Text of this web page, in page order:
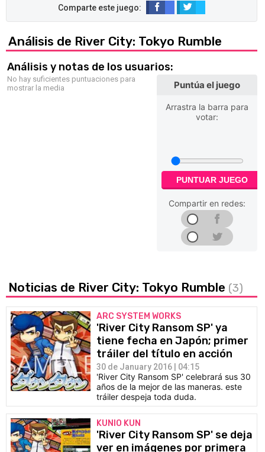
Análisis de River City: Tokyo Rumble
Análisis y notas de los usuarios:
No hay suficientes puntuaciones para
mostrar la media
Puntúa el juego
Arrastra la barra para
votar:
PUNTUAR JUEGO
Compartir en redes:
Noticias de River City: Tokyo Rumble (3)
ARC SYSTEM WORKS
'River City Ransom SP' ya
tiene fecha en Japón; primer
tráiler del título en acción
30 de January 2016 | 04:15
'River City Ransom SP' celebrará sus 30
años de la mejor de las maneras. este
tráiler despeja toda duda.
KUNIO KUN
'River City Ransom SP' se deja
ver en imágenes por primera